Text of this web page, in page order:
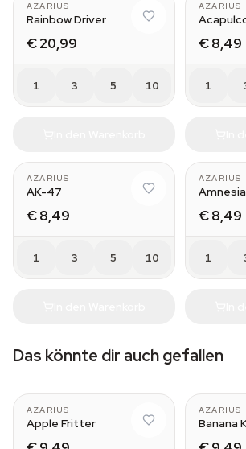
AZARIUS
Rainbow Driver
€ 20,99
1 3 5 10
AZARIUS
€ 8,49
1
AZARIUS
AK-47
€ 8,49
1 3 5 10
AZARIUS
€ 8,49
1
Das könnte dir auch gefallen
AZARIUS
Apple Fritter
AZARIUS
Banana